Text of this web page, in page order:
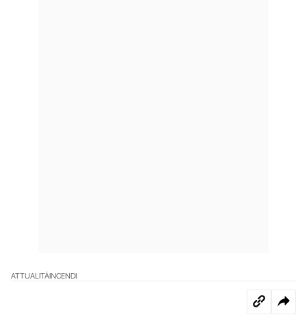
ATTUALITÀINCENDI